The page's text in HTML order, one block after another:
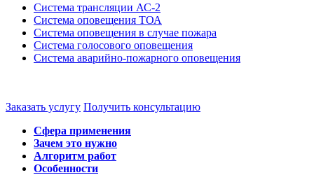
Система трансляции АС-2
Система оповещения ТОА
Система оповещения в случае пожара
Система голосового оповещения
Система аварийно-пожарного оповещения
Заказать услугу Получить консультацию
Сфера применения
Зачем это нужно
Алгоритм работ
Особенности